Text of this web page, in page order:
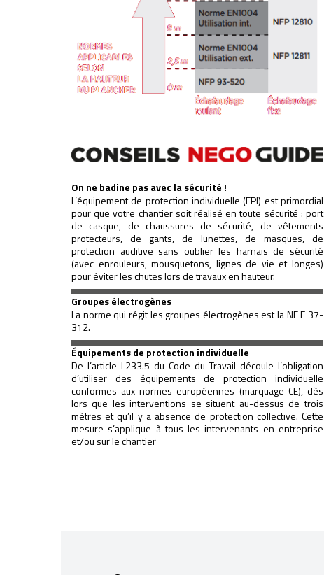
On ne badine pas avec la sécurité !
L’équipement de protection individuelle (EPI) est primordial
pour que votre chantier soit réalisé en toute sécurité : port
de casque, de chaussures de sécurité, de vêtements
protecteurs, de gants, de lunettes, de masques, de
protection auditive sans oublier les harnais de sécurité
(avec enrouleurs, mousquetons, lignes de vie et longes)
pour éviter les chutes lors de travaux en hauteur.
Groupes électrogènes
La norme qui régit les groupes électrogènes est la NF E 37-
312.
Équipements de protection individuelle
De l’article L233.5 du Code du Travail découle l’obligation
d’utiliser des équipements de protection individuelle
conformes aux normes européennes (marquage CE), dès
lors que les interventions se situent au-dessus de trois
mètres et qu’il y a absence de protection collective. Cette
mesure s’applique à tous les intervenants en entreprise
et/ou sur le chantier